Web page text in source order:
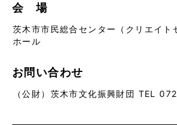
会 場
茨木市市民総合センター（クリエイト
ホール
お問い合わせ
（公財）茨木市文化振興財団 TEL